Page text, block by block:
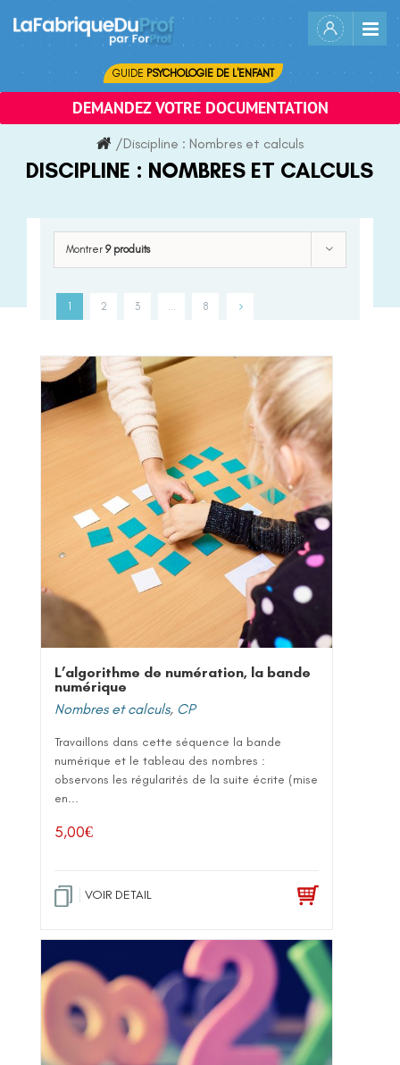
content
GUIDE PSYCHOLOGIE DE L'ENFANT
DEMANDEZ VOTRE DOCUMENTATION
/Discipline : Nombres et calculs
DISCIPLINE : NOMBRES ET CALCULS
Montrer 9 produits
1 2 3 8
L’algorithme de numération, la bande
numérique
Nombres et calculs, CP
Travaillons dans cette séquence la bande
numérique et le tableau des nombres :
observons les régularités de la suite écrite (mise
en...
5,00€
VOIR DETAIL